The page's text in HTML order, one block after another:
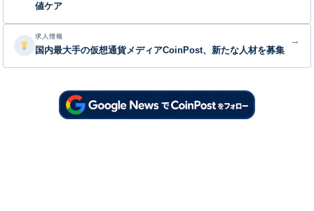
値ケア
求人情報
国内最大手の仮想通貨メディアCoinPost、新たな人材を募集
→